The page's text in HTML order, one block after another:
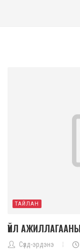
ТАЙЛАН
ҮЙЛ АЖИЛЛАГААНЫ
Сүлд-эрдэнэ